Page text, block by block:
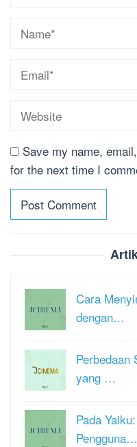
Save my name,
for the next time I
Cara
dengan…
Perbedaan
yang …
Pada
Pengguna…